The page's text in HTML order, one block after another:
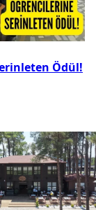
Ödül!